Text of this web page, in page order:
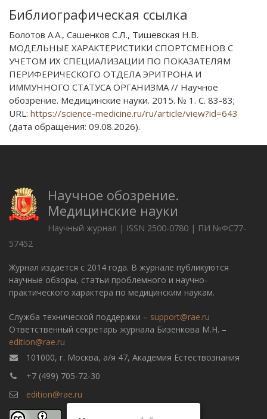
Библиографическая ссылка
Болотов А.А., Сашенков С.Л., Тишевская Н.В.
МОДЕЛЬНЫЕ ХАРАКТЕРИСТИКИ СПОРТСМЕНОВ С
УЧЕТОМ ИХ СПЕЦИАЛИЗАЦИИ ПО ПОКАЗАТЕЛЯМ
ПЕРИФЕРИЧЕСКОГО ОТДЕЛА ЭРИТРОНА И
ИММУННОГО СТАТУСА ОРГАНИЗМА // Научное
обозрение. Медицинские науки. 2015. № 1. С. 83-83;
URL: https://science-medicine.ru/ru/article/view?id=643
(дата обращения: 09.08.2026).
Научное обозрение.
Медицинские науки
Научный журнал | ISSN 2500-0780 | ПИ №ФС77-
57452
Журнал издается с 2014 года. В журнале публикуются
научные обзоры, статьи проблемного и научно-
практического характера по медицинским наукам.
Служба технической поддержки – support@rae.ru
Ответственный секретарь журнала Бизенкова М.Н. –
edition@rae.ru
101000, г. Москва, а/я 47, Академия Естествознания
+7 (499) 705-72-30
edition@rae.ru